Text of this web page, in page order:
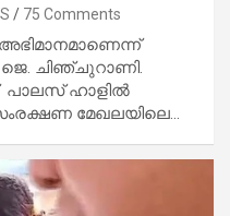
75 Comments
ചിഞ്ചുറാണി.
പാലസ് ഹാളിൽ
മേഖലയിലെ…